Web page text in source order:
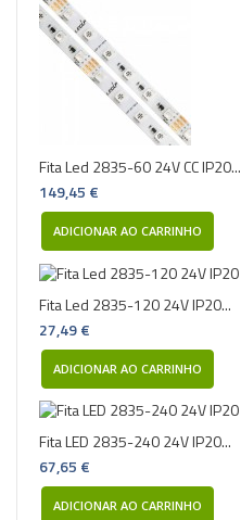
Fita Led 2835-60 24V CC IP20...
149,45 €
ADICIONAR AO CARRINHO
Fita Led 2835-120 24V IP20...
27,49 €
ADICIONAR AO CARRINHO
Fita LED 2835-240 24V IP20...
67,65 €
ADICIONAR AO CARRINHO